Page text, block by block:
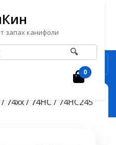
запах канифоли
🔍
0
/ 74хх/ 74HC / 74HC245